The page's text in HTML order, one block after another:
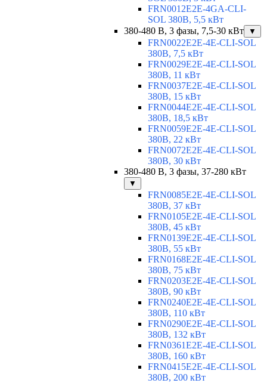
FRN0012E2E-4GA-CLI-
SOL 380В, 5,5 кВт
380-480 В, 3 фазы, 7,5-30 кВт
▼
FRN0022E2E-4E-CLI-SOL
380В, 7,5 кВт
FRN0029E2E-4E-CLI-SOL
380В, 11 кВт
FRN0037E2E-4E-CLI-SOL
380В, 15 кВт
FRN0044E2E-4E-CLI-SOL
380В, 18,5 кВт
FRN0059E2E-4E-CLI-SOL
380В, 22 кВт
FRN0072E2E-4E-CLI-SOL
380В, 30 кВт
380-480 В, 3 фазы, 37-280 кВт
▼
FRN0085E2E-4E-CLI-SOL
380В, 37 кВт
FRN0105E2E-4E-CLI-SOL
380В, 45 кВт
FRN0139E2E-4E-CLI-SOL
380В, 55 кВт
FRN0168E2E-4E-CLI-SOL
380В, 75 кВт
FRN0203E2E-4E-CLI-SOL
380В, 90 кВт
FRN0240E2E-4E-CLI-SOL
380В, 110 кВт
FRN0290E2E-4E-CLI-SOL
380В, 132 кВт
FRN0361E2E-4E-CLI-SOL
380В, 160 кВт
FRN0415E2E-4E-CLI-SOL
380В, 200 кВт